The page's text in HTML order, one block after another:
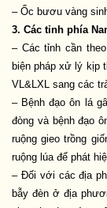
– Ốc bươu vàng
3. Các tỉnh phía
– Các tỉnh cần
biện pháp xử lý kịp
VL&LXL sang các
– Bệnh đạo ôn lá
đòng và bệnh đạo
ruộng gieo trồng
ruộng lúa để phát
– Đối với các địa
bẫy đèn ở địa